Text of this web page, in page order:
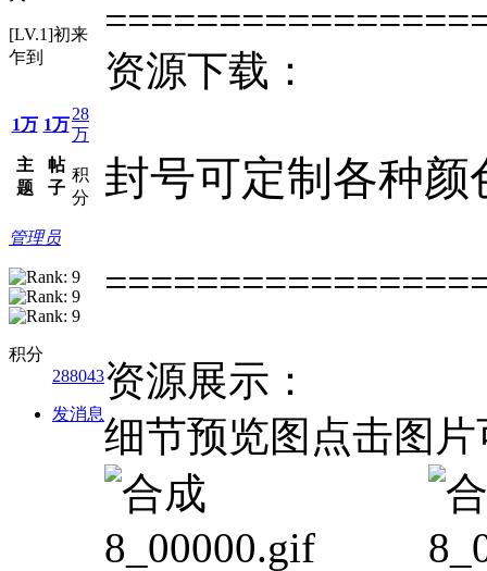
[LV.1]初来
乍到
1万
主
题
1万
帖
子
28
万
积
分
管理员
积分
288043
发消息
资源下载：
封号可定制各种
资源展示：
细节预览图点击图